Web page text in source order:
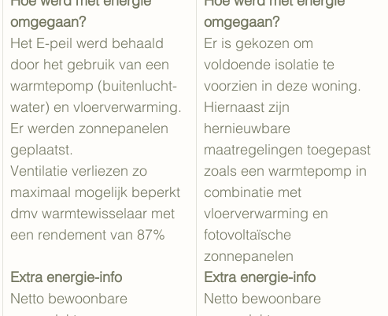
omgegaan?
Het E-peil werd behaald
door het gebruik van een
warmtepomp (buitenlucht-
water) en vloerverwarming.
Er werden zonnepanelen
geplaatst.
Ventilatie verliezen zo
maximaal mogelijk beperkt
dmv warmtewisselaar met
een rendement van 87%
Extra energie-info
Netto bewoonbare
omgegaan?
Er is gekozen om
voldoende isolatie te
voorzien in deze woning.
Hiernaast zijn
hernieuwbare
maatregelingen toegepast
zoals een warmtepomp in
combinatie met
vloerverwarming en
fotovoltaïsche
zonnepanelen
Extra energie-info
Netto bewoonbare